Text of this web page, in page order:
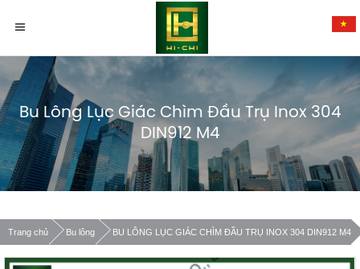
Bu Lông Lục Giác Chìm Đầu Trụ Inox 304
DIN912 M4
Trang chủ Bu lông BU LÔNG LỤC GIÁC CHÌM ĐẦU TRỤ INOX 304 DIN912 M4
Xác nhận